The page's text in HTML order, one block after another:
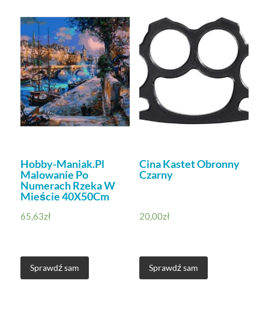
Hobby-Maniak.Pl
Malowanie Po
Numerach Rzeka W
Mieście 40X50Cm
65,63zł
Sprawdź sam
Cina Kastet Obronny
Czarny
20,00zł
Sprawdź sam